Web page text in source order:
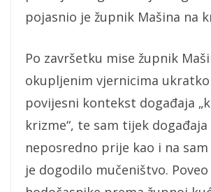
pojasnio je župnik Mašina na
Po završetku mise župnik
okupljenim vjernicima
povijesni kontekst događaja
krizme“, te sam tijek
neposredno prije kao i na sam
je dogodilo mučeništvo.